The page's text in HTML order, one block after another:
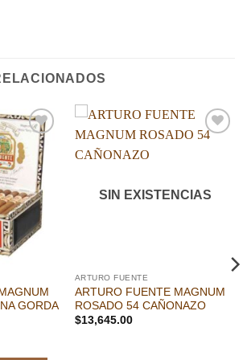
Añadir
a la
lista de
deseos
GORDA
SIN EXISTENCIAS
ARTURO FUENTE
ARTURO FUENTE MAGNUM
ROSADO 54 CAÑONAZO
$13,645.00